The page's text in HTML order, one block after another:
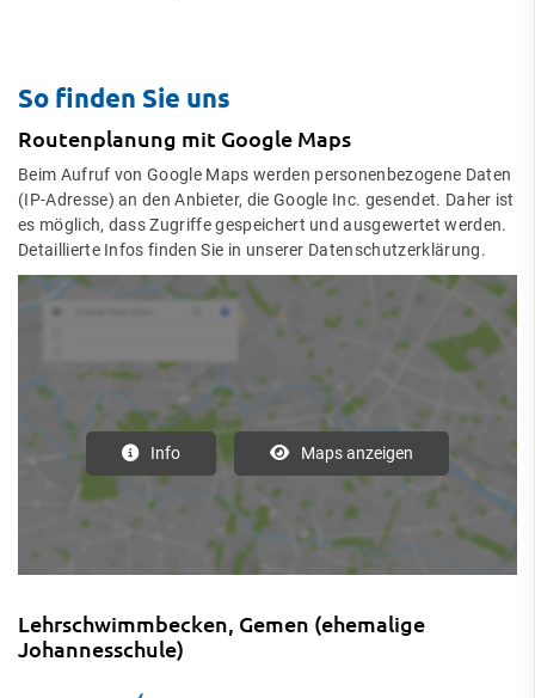
So finden Sie uns
Routenplanung mit Google Maps
Beim Aufruf von Google Maps werden personenbezogene Daten
(IP-Adresse) an den Anbieter, die Google Inc. gesendet. Daher ist
es möglich, dass Zugriffe gespeichert und ausgewertet werden.
Detaillierte Infos finden Sie in unserer Datenschutzerklärung.
Info Maps anzeigen
Lehrschwimmbecken, Gemen (ehemalige
Johannesschule)